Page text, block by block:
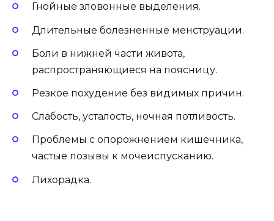
Гнойные зловонные выделения.
Длительные болезненные менструации.
Боли в нижней части живота,
распространяющиеся на поясницу.
Резкое похудение без видимых причин.
Слабость, усталость, ночная потливость.
Проблемы с опорожнением кишечника,
частые позывы к мочеиспусканию.
Лихорадка.